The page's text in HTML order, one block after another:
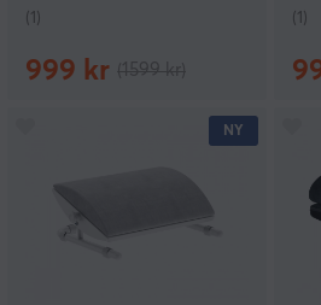
(1)
999 kr
(1)
NY